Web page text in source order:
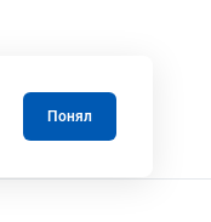
Понял